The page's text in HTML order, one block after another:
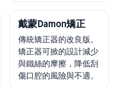
戴蒙Damon矯正
傳統矯正器的改良版。
矯正器可掀的設計減少
與鐵絲的摩擦，降低刮
傷口腔的風險與不適。